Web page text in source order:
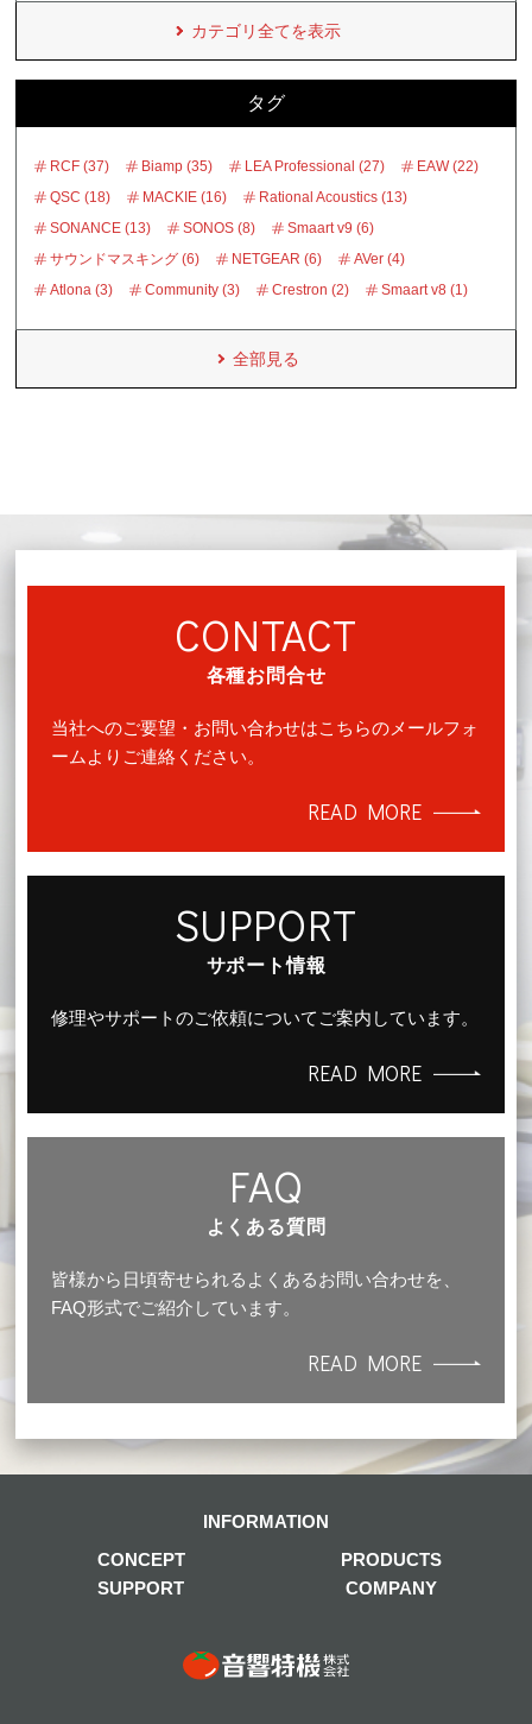
カテゴリ全てを表示
タグ
RCF (37) Biamp (35) LEA Professional (27)
EAW (22)
QSC (18)
MACKIE (16)
Rational Acoustics (13)
SONANCE (13)
SONOS (8)
Smaart v9 (6)
サウンドマスキング (6)
NETGEAR (6)
AVer (4)
Atlona (3)
Community (3) Crestron (2) Smaart v8 (1)
全部見る
CONTACT
各種お問合せ
当社へのご要望・お問い合わせはこちらのメールフォ
ームよりご連絡ください。
READ MORE
SUPPORT
サポート情報
修理やサポートのご依頼についてご案内しています。
READ MORE
FAQ
よくある質問
皆様から日頃寄せられるよくあるお問い合わせを、
FAQ形式でご紹介しています。
READ MORE
CONCEPT
PRODUCTS
SUPPORT
COMPANY
INFORMATION